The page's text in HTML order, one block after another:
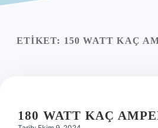
Yasal Uyarı
ETIKET: 150 WATT KAÇ
180 WATT KAÇ